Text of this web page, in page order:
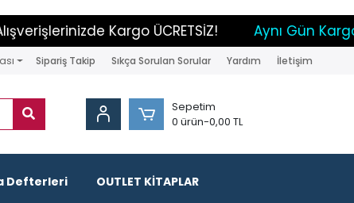
Kargo ÜCRETSİZ! Aynı Gün Kargo
Sipariş Takip Sıkça Sorulan Sorular Yardım İletişim
Sepetim
0 ürün-0,00 TL
Defterleri OUTLET KİTAPLAR